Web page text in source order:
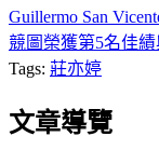
Guillermo San
競圖榮獲第5名佳績
Tags: 莊亦婷
文章導覽